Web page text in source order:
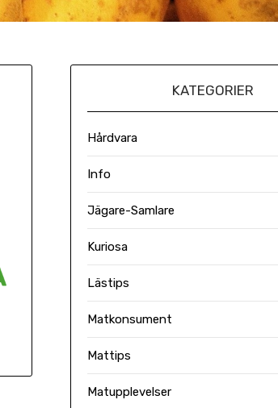
KATEGORIER
Hårdvara
Info
Jägare-Samlare
Kuriosa
Lästips
Matkonsument
Mattips
Matupplevelser